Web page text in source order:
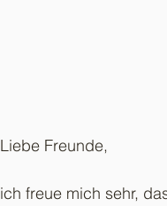
Liebe Freunde,
ich freue mich sehr,